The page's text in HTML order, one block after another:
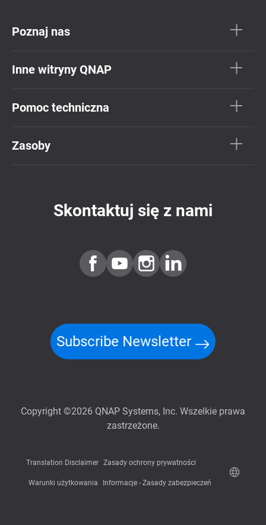
Poznaj nas
Inne witryny QNAP
Pomoc techniczna
Zasoby
Skontaktuj się z nami
Subscribe Newsletter
Copyright ©2026 QNAP Systems, Inc. Wszelkie prawa
zastrzeżone.
Translation Disclaimer Zasady ochrony prywatności
Warunki użytkowania Informacje - Zasady zabezpieczeń